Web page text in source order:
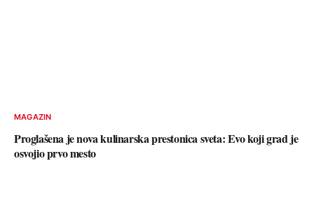
MAGAZIN
Proglašena je nova kulinarska prestonica sveta: Evo koji grad je
osvojio prvo mesto